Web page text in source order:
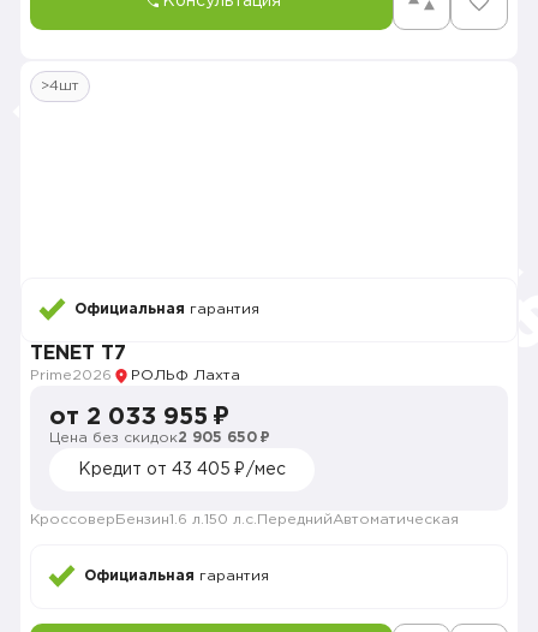
>4шт
Официальная гарантия
TENET T7
Prime2026 РОЛЬФ Лахта
от 2 033 955 ₽
Цена без скидок2 905 650 ₽
Кредит от 43 405 ₽/мес
Кроссовер Бензин1.6 л. 150 л.с. ПереднийАвтоматическая
Официальная гарантия